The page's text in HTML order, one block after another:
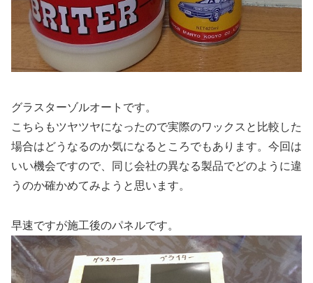
グラスターゾルオートです。
こちらもツヤツヤになったので実際のワックスと比較した
場合はどうなるのか気になるところでもあります。今回は
いい機会ですので、同じ会社の異なる製品でどのように違
うのか確かめてみようと思います。
早速ですが施工後のパネルです。